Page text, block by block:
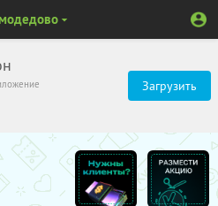
Загрузить